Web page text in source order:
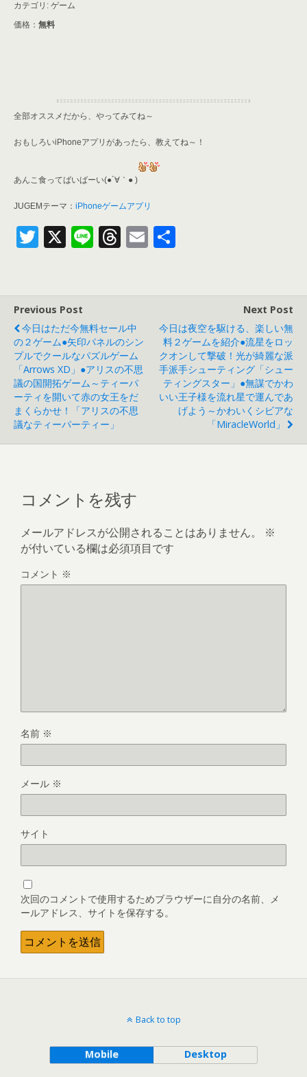
カテゴリ: ゲーム
価格： 無料
全部オススメだから、やってみてね～
おもしろいiPhoneアプリがあったら、教えてね～！
あんこ食ってばいばーい(●´∀｀● )
JUGEMテーマ： iPhoneゲームアプリ
T
er
X Li T
d
s
E
Previous Post
今日はただ今無料セール中
の２ゲーム●矢印パネルのシン
プルでクールなパズルゲーム
「Arrows XD」●アリスの不思
議の国開拓ゲーム～ティーパ
ーティを開いて赤の女王をだ
まくらかせ！「アリスの不思
議なティーパーティー」
Next Post
今日は夜空を駆ける、楽しい無
料２ゲームを紹介●流星をロッ
クオンして撃破！光が綺麗な派
手派手シューティング「シュー
ティングスター」●無謀でかわ
いい王子様を流れ星で運んであ
げよう～かわいくシビアな
「MiracleWorld」
コメントを残す
メールアドレスが公開されることはありません。
※
が付いている欄は必須項目です
コメント ※
名前 ※
メール ※
サイト
次回のコメントで使用するためブラウザーに自分の名前、メ
ールアドレス、サイトを保存する。
Back to top
Mobile Desktop